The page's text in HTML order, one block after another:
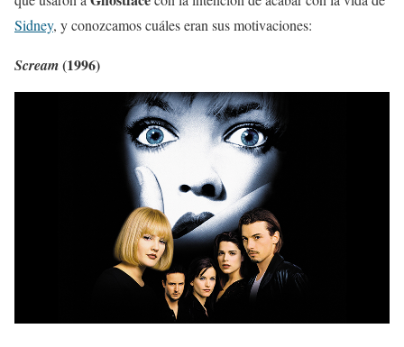
Sidney, y conozcamos cuáles eran sus motivaciones:
Scream(1996)